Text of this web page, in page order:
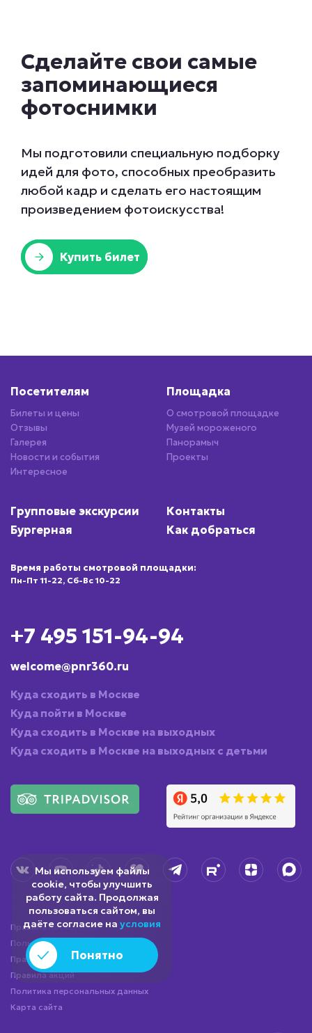
Сделайте свои самые
запоминающиеся
фотоснимки
Мы подготовили специальную подборку
идей для фото, способных преобразить
любой кадр и сделать его настоящим
произведением фотоискусства!
Купить билет
Посетителям
Билеты и цены
Отзывы
Галерея
Новости и события
Интересное
Площадка
О смотровой площадке
Музей мороженого
Панорамыч
Проекты
Групповые экскурсии
Бургерная
Контакты
Как добраться
Время работы смотровой площадки:
Пн-Пт 11-22, Сб-Вс 10-22
+7 495 151-94-94
welcome@pnr360.ru
Куда сходить в Москве
Куда пойти в Москве
Куда сходить в Москве на выходных
Куда сходить в Москве на выходных с детьми
Правила посещения
Пользовательское соглашение
Правила посещения бургерной
Правила акций
Политика персональных данных
Карта сайта
Мы используем файлы
cookie, чтобы улучшить
работу сайта. Продолжая
пользоваться сайтом, вы
даёте согласие наусловия
Понятно